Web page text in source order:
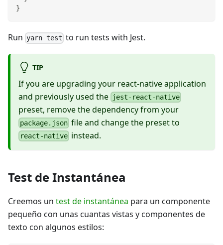
}
Run yarn test to run tests with Jest.
TIP
If you are upgrading your react-native application
and previously used the jest-react-native
preset, remove the dependency from your
package.json file and change the preset to
react-native instead.
Test de Instantánea
Creemos un test de instantánea para un componente
pequeño con unas cuantas vistas y componentes de
texto con algunos estilos: